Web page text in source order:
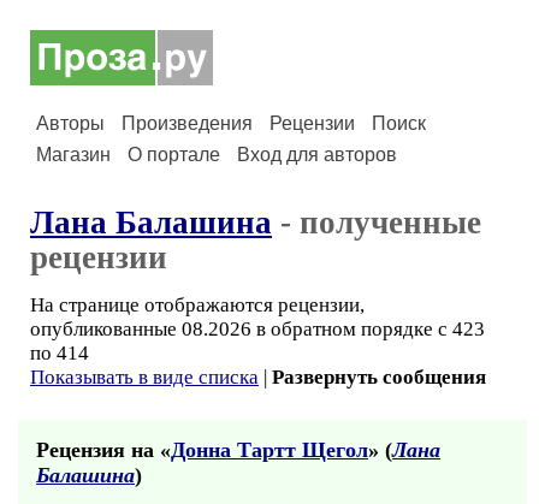
Авторы Произведения Рецензии
Поиск
Магазин
О портале Вход для авторов
Лана Балашина - полученные
рецензии
На странице отображаются рецензии,
опубликованные 08.2026 в обратном порядке с 423
по 414
Показывать в виде списка | Развернуть сообщения
Рецензия на «Донна Тартт Щегол» (Лана
Балашина)